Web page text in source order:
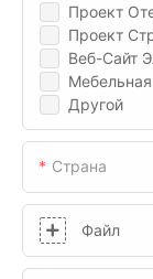
Проект
Проект
Веб-Сайт
Другой
Страна
Файл